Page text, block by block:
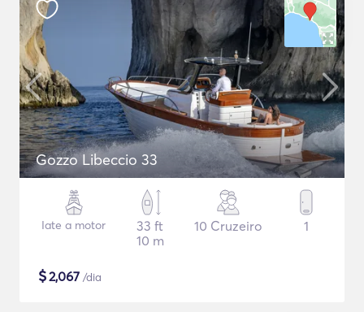
Gozzo Libeccio 33
Iate a motor
33 ft
10 m
10 Cruzeiro 1
$2,067 /dia